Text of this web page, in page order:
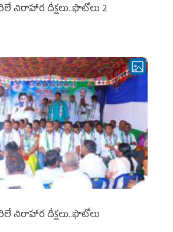
నిరాహార దీక్షలు..ఫొటోలు 2
నిరాహార దీక్షలు..ఫొటోలు